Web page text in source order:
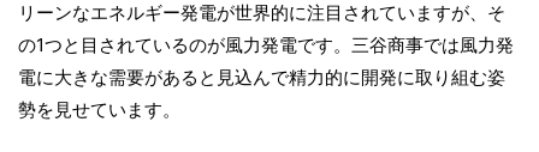
リーンなエネルギー発電が世界的に注目されていますが、そ
の1つと目されているのが風力発電です。三谷商事では風力発
電に大きな需要があると見込んで精力的に開発に取り組む姿
勢を見せています。